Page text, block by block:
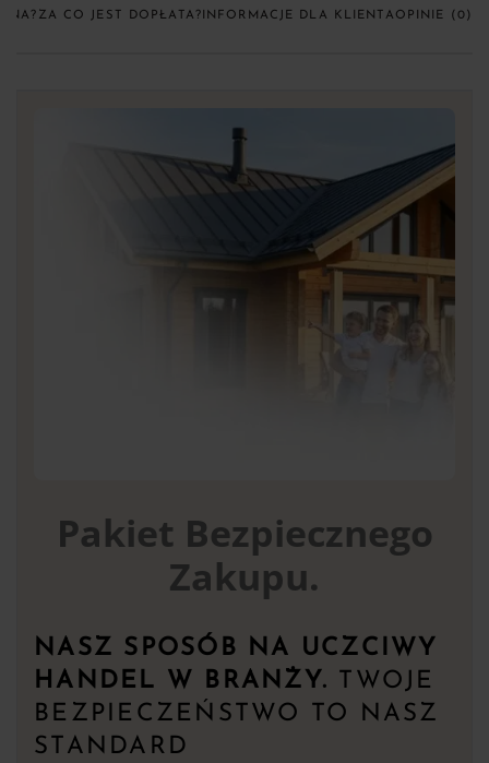
ZA CO JEST DOPŁATA?INFORMACJE DLA KLIENTA OPINIE (0)
Pakiet Bezpiecznego
Zakupu.
NASZ SPOSÓB NA UCZCIWY
HANDEL W BRANŻY.
TWOJE
BEZPIECZEŃSTWO TO NASZ
STANDARD